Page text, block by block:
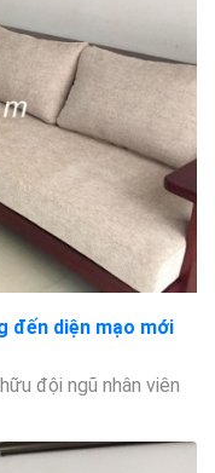
đến diện mạo mới
đội ngũ nhân viên